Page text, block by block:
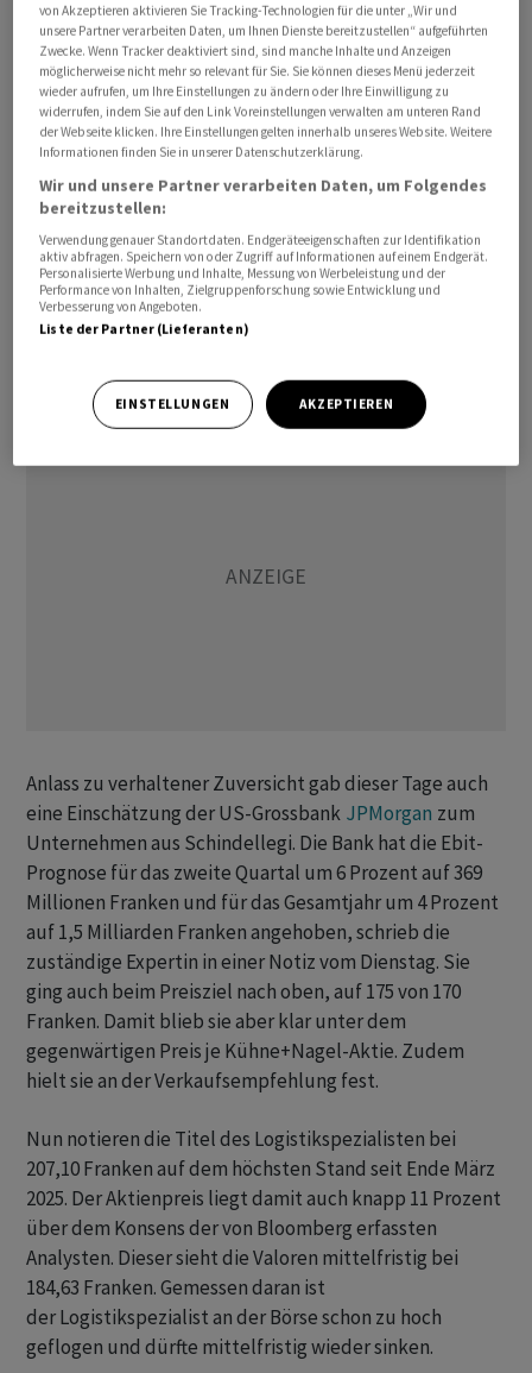
Ein Grund für die Avancen derKühne+Nagel-Aktien in
den vergangenen Handelstagen sind positive
Nachrichten aus der Branche. Die dänische Reederei
Moller-Maerskhatte Anfang Woche die eigene Prognose
für das Geschäftsjahr 2026 erhöht. So wurden die
Ebit deutlich nach oben verschoben. Dies basiere auf
einem erwarteten Mengenwachstum des globalen
Containermarktes von etwa 4 Prozent im Gesamtjahr
2026. Damit zeigte sich der Konzern zuversichtlicher für
die Entwicklung des weltweite Containermarktes als
Mengenwachstum von 2 bis 4 Prozent.
Anlass zu verhaltener Zuversicht gab dieser Tage auch
eine Einschätzung der US-Grossbank JPMorgan zum
Unternehmen aus Schindellegi. Die Bank hat die Ebit-
Prognose für das zweite Quartal um 6 Prozent auf 369
Millionen Franken und für das Gesamtjahr um 4 Prozent
auf 1,5 Milliarden Franken angehoben, schrieb die
zuständige Expertin in einer Notiz vom Dienstag. Sie
ging auch beim Preisziel nach oben, auf 175 von 170
Franken. Damit blieb sie aber klar unter dem
gegenwärtigen Preis je Kühne+Nagel-Aktie. Zudem
hielt sie an der Verkaufsempfehlung fest.
Nun notieren die Titel des Logistikspezialisten bei
207,10 Franken auf dem höchsten Stand seit Ende März
2025. Der Aktienpreis liegt damit auch knapp 11 Prozent
über dem Konsens der von Bloomberg erfassten
Analysten. Dieser sieht die Valoren mittelfristig bei
184,63 Franken. Gemessen daran ist
der Logistikspezialist an der Börse schon zu hoch
geflogen und dürfte mittelfristig wieder sinken.
von Akzeptieren aktivieren Sie Tracking-Technologien für die unter „Wir und
unsere Partner verarbeiten Daten, um Ihnen Dienste bereitzustellen“ aufgeführten
Zwecke. Wenn Tracker deaktiviert sind, sind manche Inhalte und Anzeigen
möglicherweise nicht mehr so relevant für Sie. Sie können dieses Menü jederzeit
wieder aufrufen, um Ihre Einstellungen zu ändern oder Ihre Einwilligung zu
widerrufen, indem Sie auf den Link Voreinstellungen verwalten am unteren Rand
der Webseite klicken. Ihre Einstellungen gelten innerhalb unseres Website. Weitere
Informationen finden Sie in unserer Datenschutzerklärung.
Wir und unsere Partner verarbeiten Daten, um Folgendes
bereitzustellen:
Verwendung genauer Standortdaten. Endgeräteeigenschaften zur Identifikation
aktiv abfragen. Speichern von oder Zugriff auf Informationen auf einem Endgerät.
Personalisierte Werbung und Inhalte, Messung von Werbeleistung und der
Performance von Inhalten, Zielgruppenforschung sowie Entwicklung und
Verbesserung von Angeboten.
Liste der Partner (Lieferanten)
EINSTELLUNGEN AKZEPTIEREN